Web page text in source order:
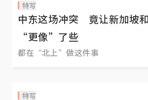
特写
中东这场冲突 竟让新加坡
“更像”了些
都在“北上”做这件事
特写